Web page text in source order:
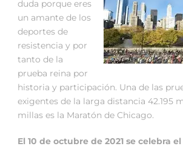
duda porque eres
un amante de los
deportes de
resistencia y por
tanto de la
prueba reina por
historia y participación. Una de las
exigentes de la larga distancia 42.195
millas es la Maratón de Chicago.
El 10 de octubre de 2021 se celebra